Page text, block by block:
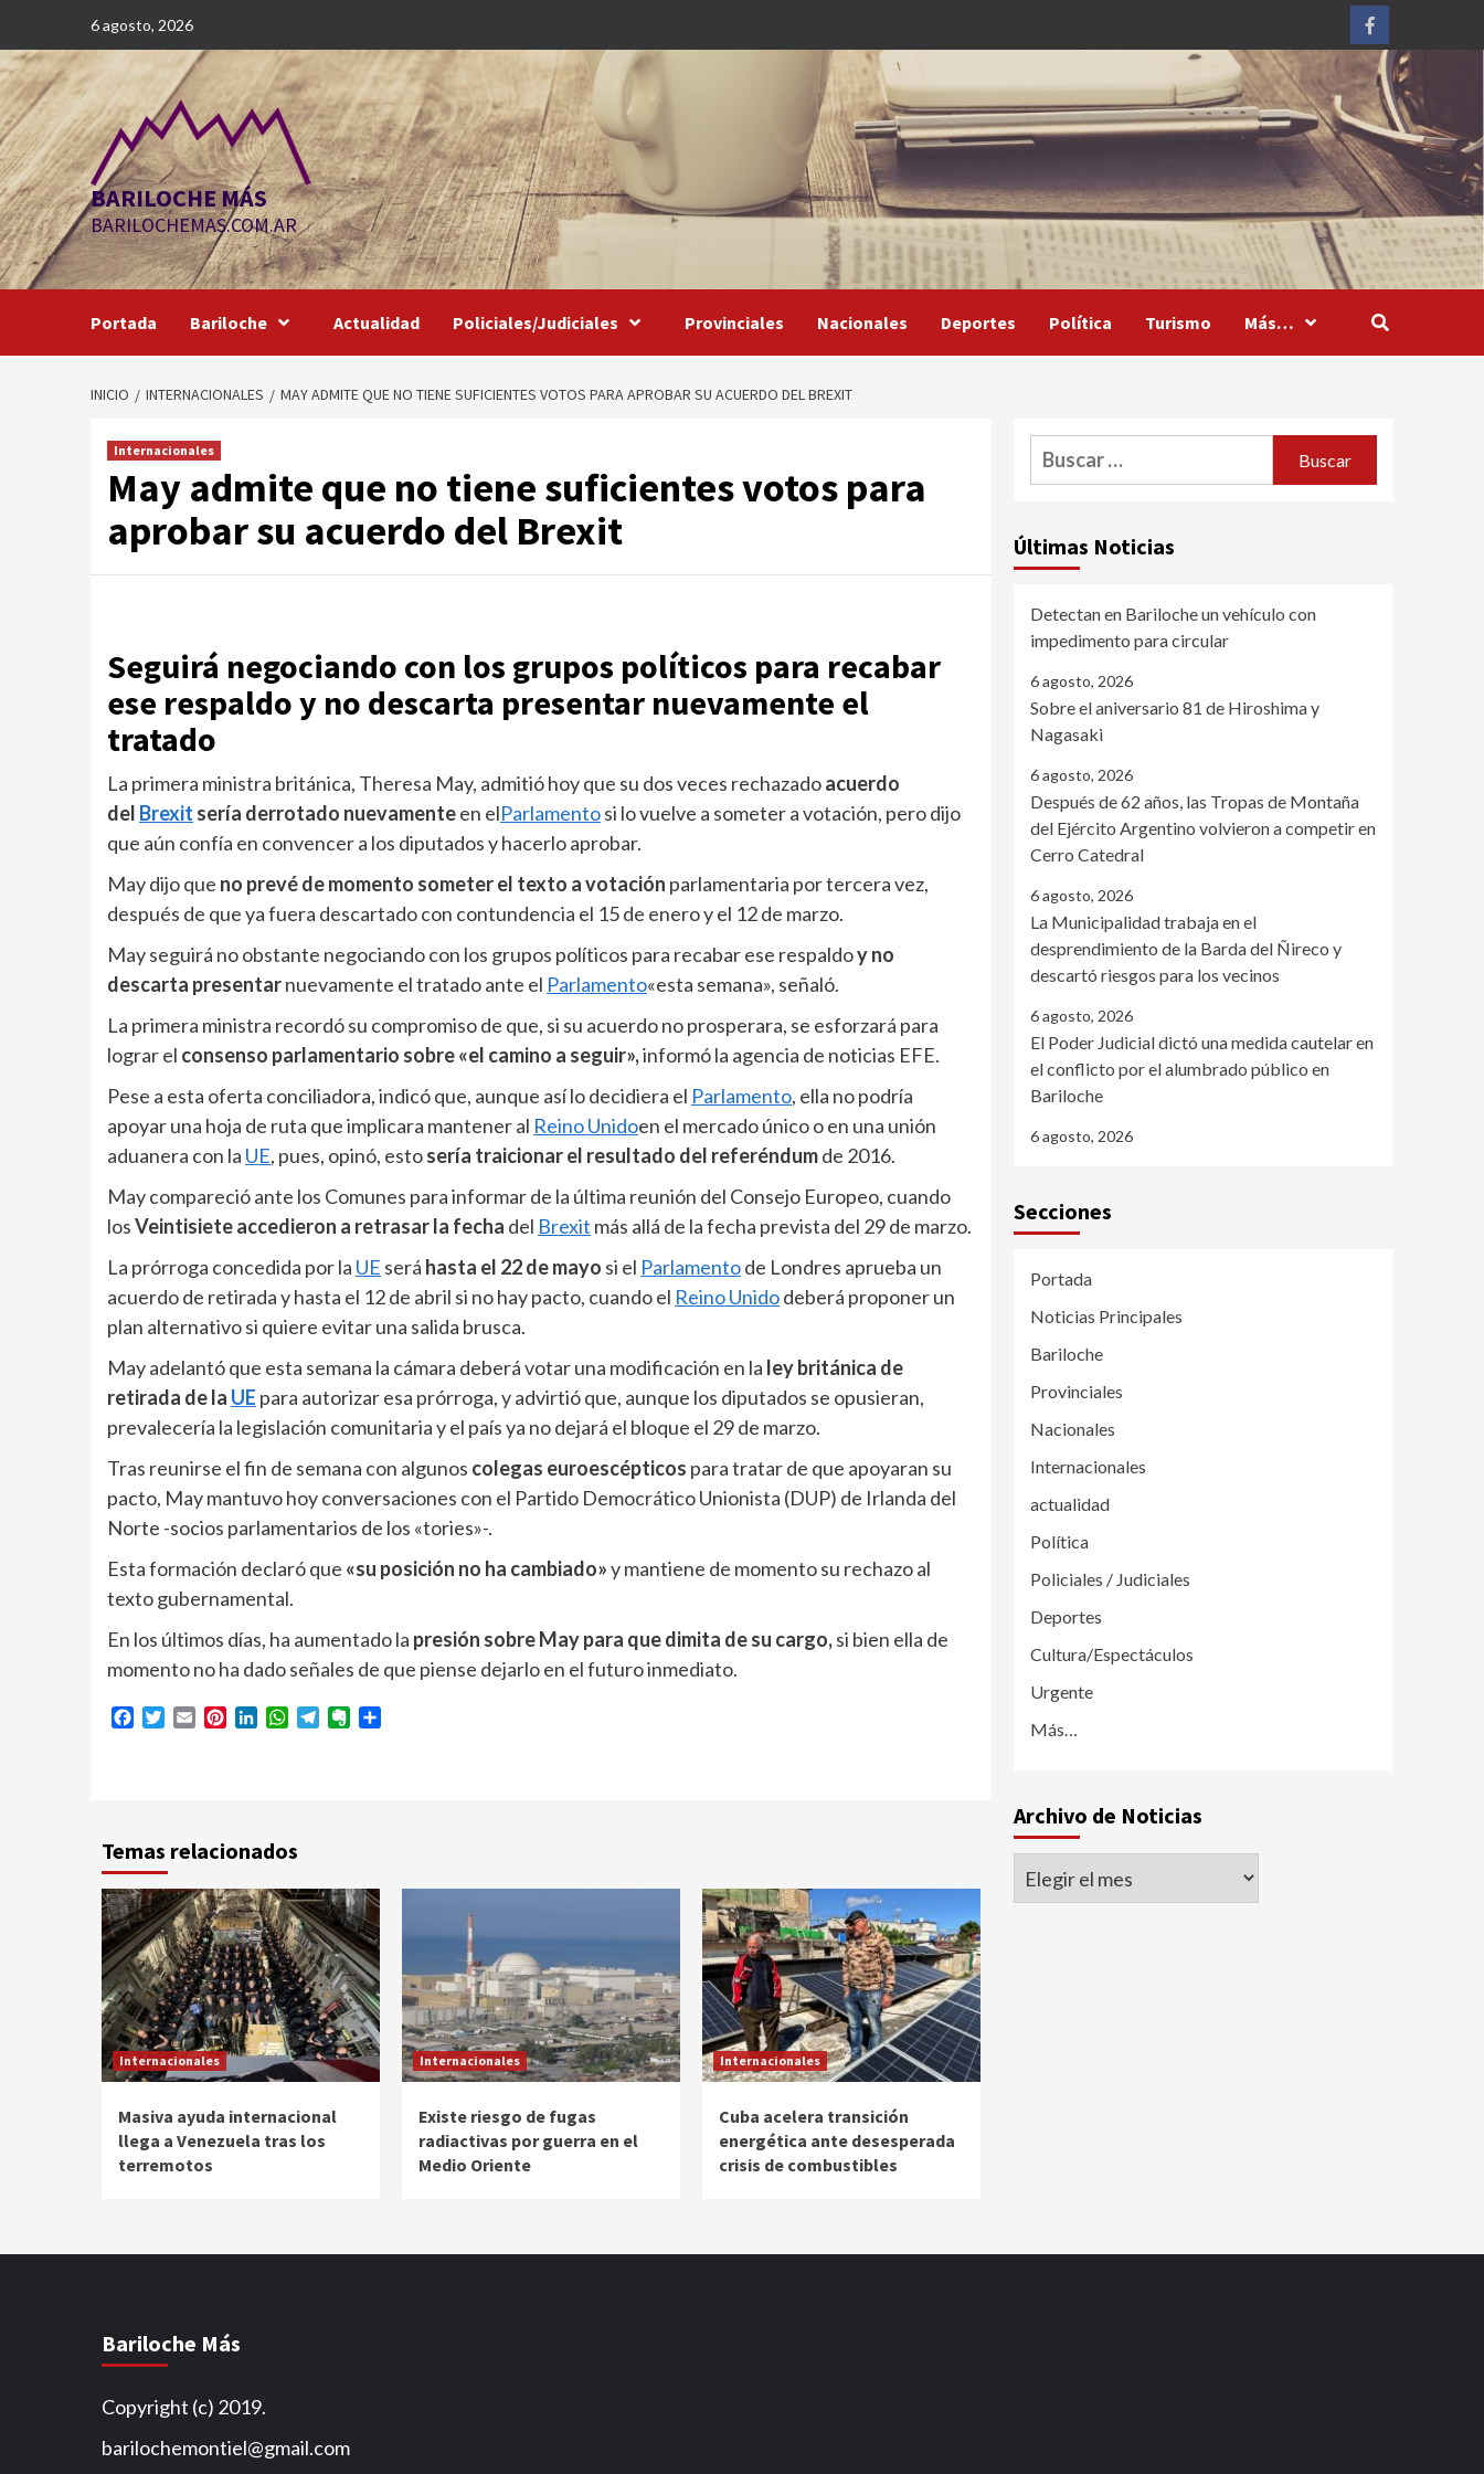
contenido
6 agosto, 2026
Facebook
BARILOCHE MÁS
BARILOCHEMAS.COM.AR
Portada Bariloche Actualidad Policiales/Judiciales Provinciales Nacionales Deportes Política Turismo Más…
INICIO INTERNACIONALES MAY ADMITE QUE NO TIENE SUFICIENTES VOTOS PARA APROBAR SU ACUERDO DEL BREXIT
Internacionales
May admite que no tiene suficientes votos para
aprobar su acuerdo del Brexit
Seguirá negociando con los grupos políticos para recabar
ese respaldo y no descarta presentar nuevamente el
tratado
La primera ministra británica, Theresa May, admitió hoy que su dos veces rechazadoacuerdo
del Brexit sería derrotado nuevamenteen elParlamentosi lo vuelve a someter a votación, pero dijo
que aún confía en convencer a los diputados y hacerlo aprobar.
May dijo que no prevé de momento someter el texto a votación parlamentaria por tercera vez,
después de que ya fuera descartado con contundencia el 15 de enero y el 12 de marzo.
May seguirá no obstante negociando con los grupos políticos para recabar ese respaldoy no
descarta presentarnuevamente el tratado ante el Parlamento«esta semana», señaló.
La primera ministra recordó su compromiso de que, si su acuerdo no prosperara, se esforzará para
lograr el consenso parlamentario sobre «el camino a seguir»,informó la agencia de noticias EFE.
Pese a esta oferta conciliadora, indicó que, aunque así lo decidiera el Parlamento, ella no podría
apoyar una hoja de ruta que implicara mantener al Reino Unidoen el mercado único o en una unión
aduanera con la UE, pues, opinó, estosería traicionar el resultado del referéndumde 2016.
May compareció ante los Comunes para informar de la última reunión del Consejo Europeo, cuando
losVeintisiete accedieron a retrasar la fecha del Brexit más allá de la fecha prevista del 29 de marzo.
La prórroga concedida por la UE será hasta el 22 de mayo si el Parlamentode Londres aprueba un
acuerdo de retirada y hasta el 12 de abril si no hay pacto, cuando el Reino Unidodeberá proponer un
plan alternativo si quiere evitar una salida brusca.
May adelantó que esta semana la cámara deberá votar una modificación en la ley británica de
retirada de la UE para autorizar esa prórroga, y advirtió que, aunque los diputados se opusieran,
prevalecería la legislación comunitaria y el país ya no dejará el bloque el 29 de marzo.
Tras reunirse el fin de semana con algunos colegas euroescépticos para tratar de que apoyaran su
pacto, May mantuvo hoy conversaciones con el Partido Democrático Unionista (DUP) de Irlanda del
Norte -socios parlamentarios de los «tories»-.
Esta formación declaró que «su posición no ha cambiado»y mantiene de momento su rechazo al
texto gubernamental.
En los últimos días, ha aumentado la presión sobre May para que dimita de su cargo,si bien ella de
momento no ha dado señales de que piense dejarlo en el futuro inmediato.
Facebook
Twitter
Email PinterestLinkedInWhatsApp
TelegramEvernote
Temas relacionados
Internacionales
Masiva ayuda internacional
llega a Venezuela tras los
terremotos
Internacionales
Existe riesgo de fugas
radiactivas por guerra en el
Medio Oriente
Internacionales
Cuba acelera transición
energética ante desesperada
crisis de combustibles
Buscar:
Últimas Noticias
Detectan en Bariloche un vehículo con
impedimento para circular
6 agosto, 2026
Sobre el aniversario 81 de Hiroshima y
Nagasaki
6 agosto, 2026
Después de 62 años, las Tropas de Montaña
del Ejército Argentino volvieron a competir en
Cerro Catedral
6 agosto, 2026
La Municipalidad trabaja en el
desprendimiento de la Barda del Ñireco y
descartó riesgos para los vecinos
6 agosto, 2026
El Poder Judicial dictó una medida cautelar en
el conflicto por el alumbrado público en
Bariloche
6 agosto, 2026
Secciones
Portada
Noticias Principales
Bariloche
Provinciales
Nacionales
Internacionales
actualidad
Política
Policiales / Judiciales
Deportes
Cultura/Espectáculos
Urgente
Más…
Archivo de Noticias
Archivo
Bariloche Más
Copyright (c) 2019.
barilochemontiel@gmail.com